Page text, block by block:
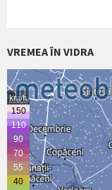
VREMEA ÎN VIDRA